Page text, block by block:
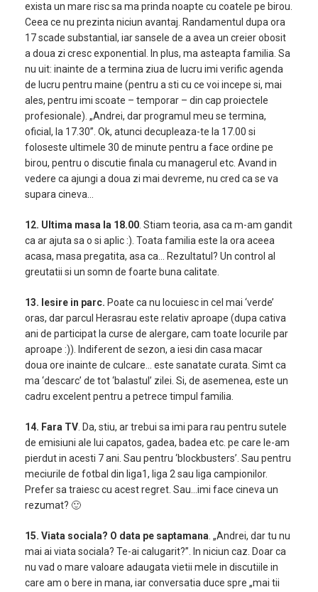
exista un mare risc sa ma prinda noapte cu coatele pe birou.
Ceea ce nu prezinta niciun avantaj. Randamentul dupa ora
17 scade substantial, iar sansele de a avea un creier obosit
a doua zi cresc exponential. In plus, ma asteapta familia. Sa
nu uit: inainte de a termina ziua de lucru imi verific agenda
de lucru pentru maine (pentru a sti cu ce voi incepe si, mai
ales, pentru imi scoate – temporar – din cap proiectele
profesionale). „Andrei, dar programul meu se termina,
oficial, la 17.30”. Ok, atunci decupleaza-te la 17.00 si
foloseste ultimele 30 de minute pentru a face ordine pe
birou, pentru o discutie finala cu managerul etc. Avand in
vedere ca ajungi a doua zi mai devreme, nu cred ca se va
supara cineva…
12. Ultima masa la 18.00 . Stiam teoria, asa ca m-am gandit
ca ar ajuta sa o si aplic :). Toata familia este la ora aceea
acasa, masa pregatita, asa ca… Rezultatul? Un control al
greutatii si un somn de foarte buna calitate.
13. Iesire in parc. Poate ca nu locuiesc in cel mai ‘verde’
oras, dar parcul Herasrau este relativ aproape (dupa cativa
ani de participat la curse de alergare, cam toate locurile par
aproape :)). Indiferent de sezon, a iesi din casa macar
doua ore inainte de culcare… este sanatate curata. Simt ca
ma ‘descarc’ de tot ‘balastul’ zilei. Si, de asemenea, este un
cadru excelent pentru a petrece timpul familia.
14. Fara TV . Da, stiu, ar trebui sa imi para rau pentru sutele
de emisiuni ale lui capatos, gadea, badea etc. pe care le-am
pierdut in acesti 7 ani. Sau pentru ‘blockbusters’. Sau pentru
meciurile de fotbal din liga1, liga 2 sau liga campionilor.
Prefer sa traiesc cu acest regret. Sau…imi face cineva un
rezumat? 🙂
15. Viata sociala? O data pe saptamana . „Andrei, dar tu nu
mai ai viata sociala? Te-ai calugarit?”. In niciun caz. Doar ca
nu vad o mare valoare adaugata vietii mele in discutiile in
care am o bere in mana, iar conversatia duce spre „mai tii